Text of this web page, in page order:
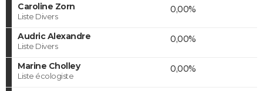
Caroline Zorn
Liste Divers
0,00%
Audric Alexandre
Liste Divers
0,00%
Marine Cholley
Liste écologiste
0,00%